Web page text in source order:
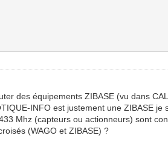
des équipements ZIBASE (vu dans
INFO est justement une ZIBASE
Mhz (capteurs ou actionneurs) sont
(WAGO et ZIBASE) ?